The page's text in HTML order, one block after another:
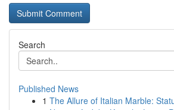
Search
Published News
1 The Allure of Italian Marble: